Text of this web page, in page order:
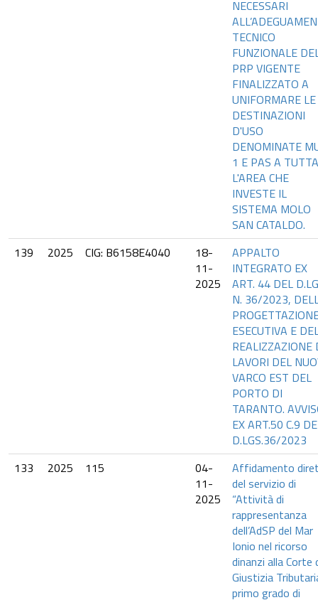
NECESSARI
TECNICO
FUNZIONALE
PRP VIGENTE
FINALIZZATO A
UNIFORMARE LE
DESTINAZIONI
D'USO
DENOMINATE
1 E PAS A TUTTA
L'AREA CHE
INVESTE IL
SISTEMA MOLO
SAN CATALDO.
139
2025 CIG: B6158E4040
18-
11-
2025
APPALTO
INTEGRATO EX
ART. 44 DEL
N. 36/2023,
ESECUTIVA E
REALIZZAZIONE
LAVORI DEL
VARCO EST DEL
PORTO DI
TARANTO.
EX ART.50 C.9
D.LGS.36/2023
133
2025 115
04-
11-
2025
Affidamento
del servizio di
“Attività di
rappresentanza
dell’AdSP del Mar
Ionio nel ricorso
dinanzi alla Corte
Giustizia
primo grado di